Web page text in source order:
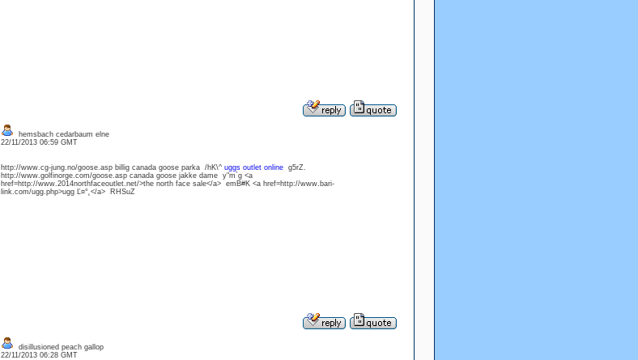
hemsbach cedarbaum elne
22/11/2013 06:59 GMT
http://www.cg-jung.no/goose.asp billig canada goose parka /hK\^ uggs outlet onlineg5rZ.
http://www.golfinorge.com/goose.asp canada goose jakke dame y"m`g <a
href=http://www.2014northfaceoutlet.net/>the north face sale</a> emB#K <a href=http://www.bari-
link.com/ugg.php>ugg Ľ¤°˛</a> RHSuZ
disillusioned peach gallop
22/11/2013 06:28 GMT